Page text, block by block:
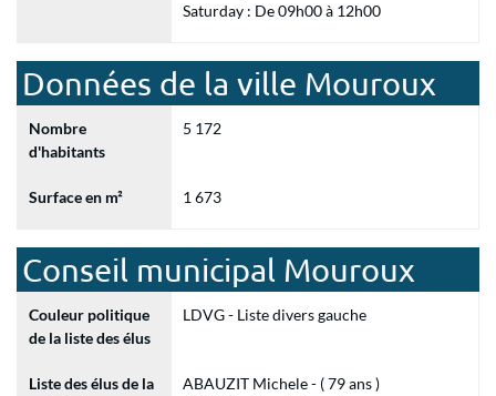
Saturday : De 09h00 à 12h00
Données de la ville Mouroux
Nombre
d'habitants
5 172
Surface en m² 1 673
Conseil municipal Mouroux
Couleur politique
de la liste des élus
LDVG - Liste divers gauche
Liste des élus de la
ABAUZIT Michele - ( 79 ans )